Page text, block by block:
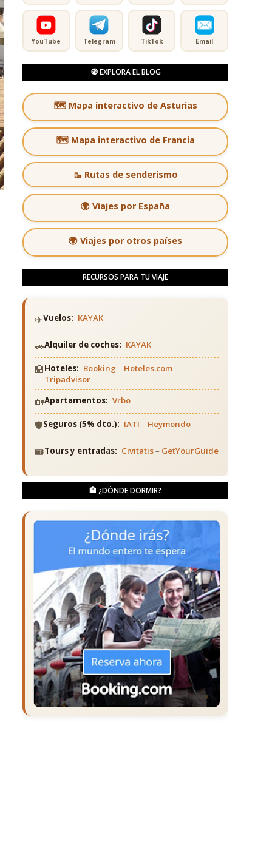
YouTube Telegram TikTok Email
🧭 EXPLORA EL BLOG
🗺️ Mapa interactivo de Asturias
🗺️ Mapa interactivo de Francia
🥾 Rutas de senderismo
🌍 Viajes por España
🌍 Viajes por otros países
RECURSOS PARA TU VIAJE
✈️Vuelos: KAYAK
🚗Alquiler de coches: KAYAK
🏨Hoteles: Booking – Hoteles.com–
Tripadvisor
🏡Apartamentos: Vrbo
🛡️Seguros (5% dto.): IATI – Heymondo
🎟️Tours y entradas: Civitatis– GetYourGuide
🏨 ¿DÓNDE DORMIR?